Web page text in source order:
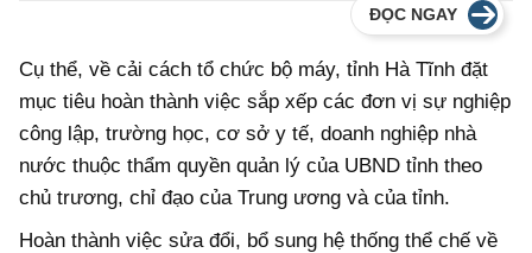
ĐỌC NGAY
Cụ thể, về cải cách tổ chức bộ máy, tỉnh Hà Tĩnh đặt
mục tiêu hoàn thành việc sắp xếp các đơn vị sự nghiệp
công lập, trường học, cơ sở y tế, doanh nghiệp nhà
nước thuộc thẩm quyền quản lý của UBND tỉnh theo
chủ trương, chỉ đạo của Trung ương và của tỉnh.
Hoàn thành việc sửa đổi, bổ sung hệ thống thể chế về